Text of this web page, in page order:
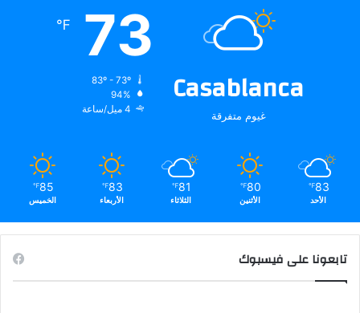
Casablanca
غيوم متفرقة
73
℉
94%
4 ميل/ساعة
83
℉
الأحد
80
℉
الأثنين
81
℉
الثلاثاء
83
℉
الأربعاء
85
℉
الخميس
تابعونا على فيسبوك